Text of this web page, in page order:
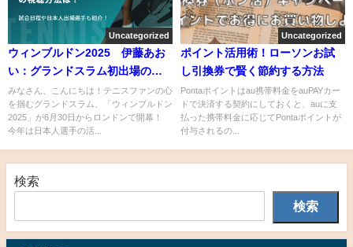
Uncategorized
ウィンブルドン2025 伊藤あお
い：グランドスラム初出場の新
星！
みなさん、こんにちは！テニスファンの心
を掴むグランドスラム、「ウィンブルドン
2025」が6月30日からロンドンで開幕！
今年は日本人選手の活...
Uncategorized
ポイント活用術！ローソンお試
し引換券で賢く節約する方法
Pontaポイントはau携帯料金をauPAYカー
ドで決済する契約にしておくと、auに支
払った携帯料金に応じてPontaポイントが
付与されるの...
検索
検索